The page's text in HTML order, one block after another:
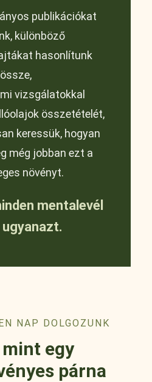
publikációkat
különböző
hasonlítunk
össze,
vizsgálatokkal
összetételét,
keressük, hogyan
még jobban ezt a
növényt.
mentalevél
NAP DOLGOZUNK
mint egy
párna